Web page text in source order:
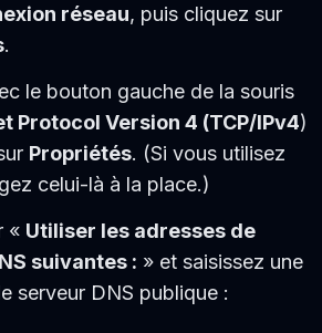
réseau, puis cliquez sur
.
le bouton gauche de la souris
Protocol Version 4 (TCP/IPv4)
Propriétés. (Si vous utilisez
celui-là à la place.)
« Utiliser les adresses de
suivantes : » et saisissez une
serveur DNS publique :